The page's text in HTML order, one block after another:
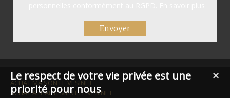
ACHAT MAISON LE VÉSINET
ACHAT APPARTEMENT LE VÉSINET
✕
Le respect de votre vie privée est une
priorité pour nous